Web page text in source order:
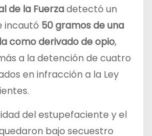
de la Fuerzadetectó un
incautó 50 gramos de una
como derivado de opio,
a la detención de cuatro
en infracción a la Ley
del estupefaciente y el
bajo secuestro